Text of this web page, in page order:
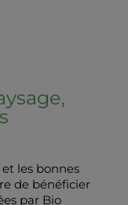
les bonnes
de bénéficier
par Bio